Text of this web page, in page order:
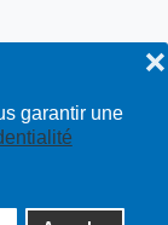
garantir une
❌
| site :